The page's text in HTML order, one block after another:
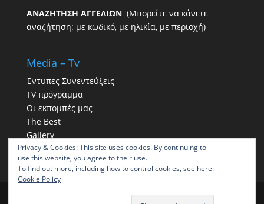
ΑΝΑΖΗΤΗΣΗ ΑΓΓΕΛΙΩΝ(Μπορείτε να κάνετε
αναζήτηση: με κωδικό, με ηλικία, με περιοχή)
Media – Tv
Έντυπες Συνεντεύξεις
TV πρόγραμμα
Οι εκπομπές μας
The Best
Gallery
Η παρουσία μας στα social
Privacy & Cookies: This site uses cookies. By continuing to
use this website, you agree to their use.
To find out more, including how to control cookies, see here:
Cookie Policy